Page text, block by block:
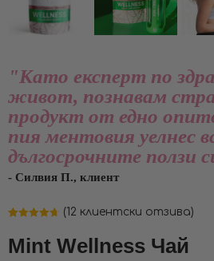
"Като експерт по
живот, познавам
продукт от едно
пия ментовия уелнес
дългосрочните ползи
- Силвия П., клиент
от 5,
базирано на
потребителски
(12 клиентски отзива)
Mint Wellness Чай